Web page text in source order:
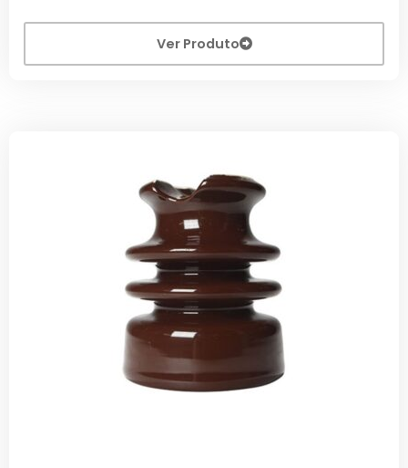
Ver Produto